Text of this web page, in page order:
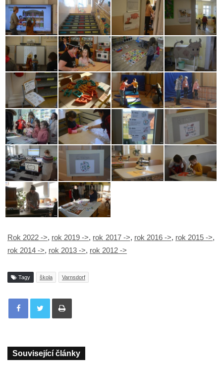
Rok 2022 ->, rok 2019 ->, rok 2017 ->, rok 2016 ->, rok 2015 ->,
rok 2014 ->, rok 2013 ->, rok 2012 ->
Tagy škola Varnsdorf
Tisknout
Související články